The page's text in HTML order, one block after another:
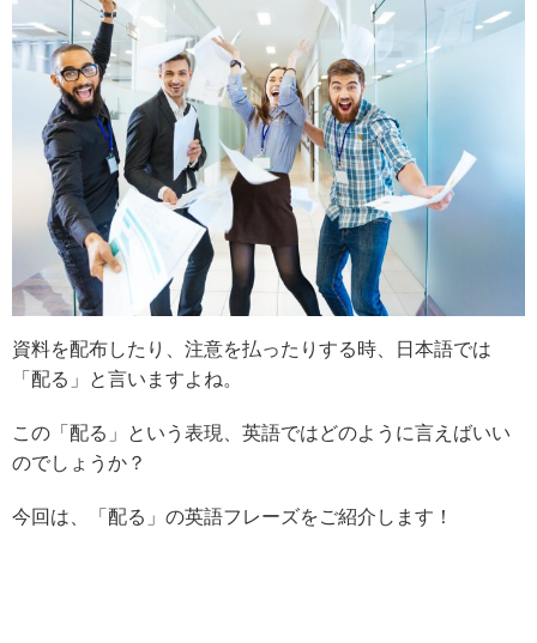
資料を配布したり、注意を払ったりする時、日本語では
「配る」と言いますよね。
この「配る」という表現、英語ではどのように言えばいい
のでしょうか？
今回は、「配る」の英語フレーズをご紹介します！